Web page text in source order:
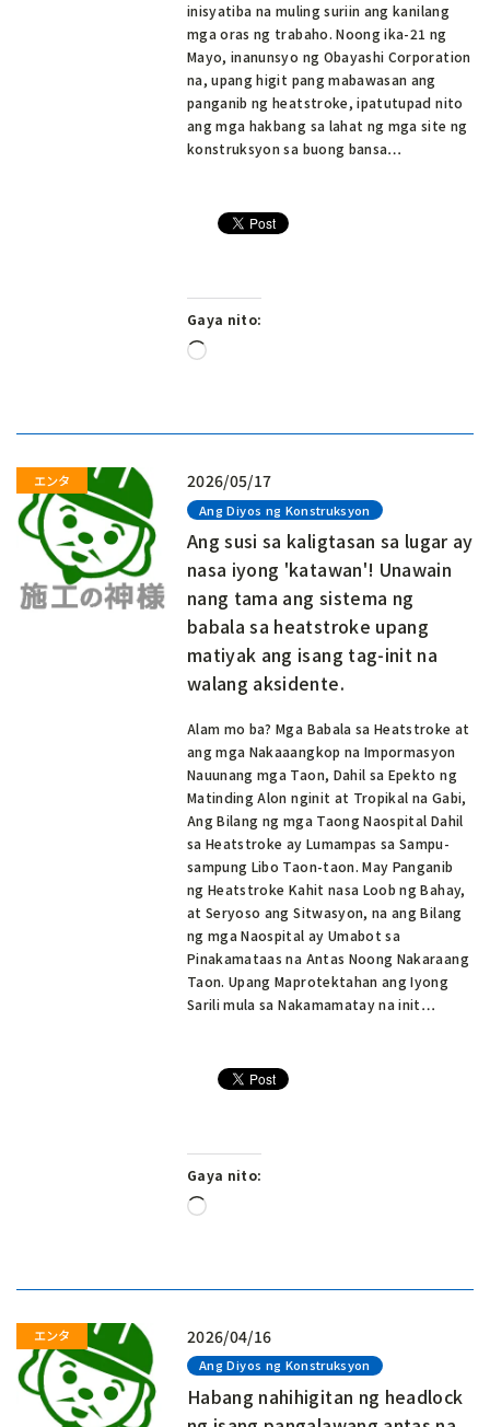
inisyatiba na muling suriin ang kanilang
mga oras ng trabaho. Noong ika-21 ng
Mayo, inanunsyo ng Obayashi Corporation
na, upang higit pang mabawasan ang
panganib ng heatstroke, ipatutupad nito
ang mga hakbang sa lahat ng mga site ng
konstruksyon sa buong bansa…
Gaya nito:
Naglo-
2026/05/17
Ang Diyos ng Konstruksyon
Ang susi sa kaligtasan sa lugar ay
nasa iyong 'katawan'! Unawain
nang tama ang sistema ng
babala sa heatstroke upang
matiyak ang isang tag-init na
walang aksidente.
Alam mo ba? Mga Babala sa Heatstroke at
ang mga Nakaaangkop na Impormasyon
Nauunang mga Taon, Dahil sa Epekto ng
Matinding Alon nginit at Tropikal na Gabi,
Ang Bilang ng mga Taong Naospital Dahil
sa Heatstroke ay Lumampas sa Sampu-
sampung Libo Taon-taon. May Panganib
ng Heatstroke Kahit nasa Loob ng Bahay,
at Seryoso ang Sitwasyon, na ang Bilang
ng mga Naospital ay Umabot sa
Pinakamataas na Antas Noong Nakaraang
Taon. Upang Maprotektahan ang Iyong
Sarili mula sa Nakamamatay na init…
Gaya nito:
Naglo-
2026/04/16
Ang Diyos ng Konstruksyon
Habang nahihigitan ng headlock